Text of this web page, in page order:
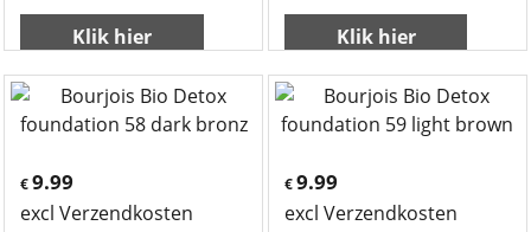
Klik hier Klik hier
€ 9.99
excl Verzendkosten
€9.99
excl Verzendkosten